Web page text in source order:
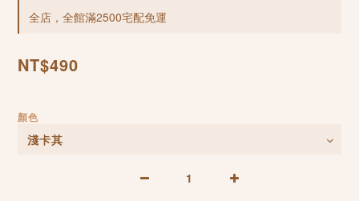
全店，全館滿2500宅配免運
NT$490
顏色